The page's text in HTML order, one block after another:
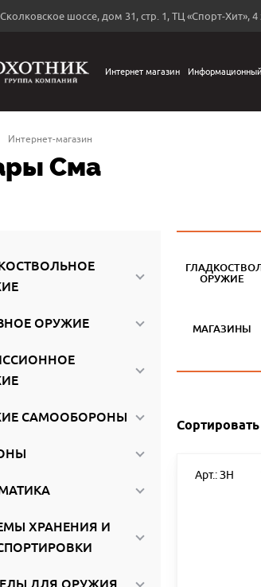
шоссе, дом 31, стр. 1, ТЦ «Спорт-Хит», 4
←
Интернет магазин
Интернет-магазин
Сма
ОРУЖИЕ
САМООБОРОНЫ
ХРАНЕНИЯ И
ОРУЖИЕ
МАГАЗИНЫ
Арт.: ЗН